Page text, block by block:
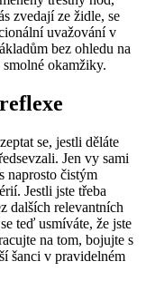
zvedají ze židle, se
uvažování v
bez ohledu na
okamžiky.
se, jestli děláte
Jen vy sami
naprosto čistým
Jestli jste třeba
dalších relevantních
teď usmíváte, že jste
na tom, bojujte s
šanci v pravidelném